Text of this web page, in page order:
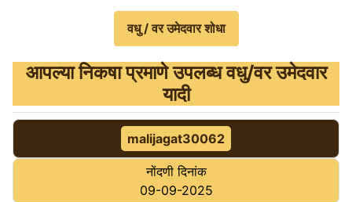
आपल्‍या निकषा प्रमाणे उपलब्‍ध वधु/वर उमेदवार
यादी
malijagat30062
नोंदणी दिनांक
09-09-2025